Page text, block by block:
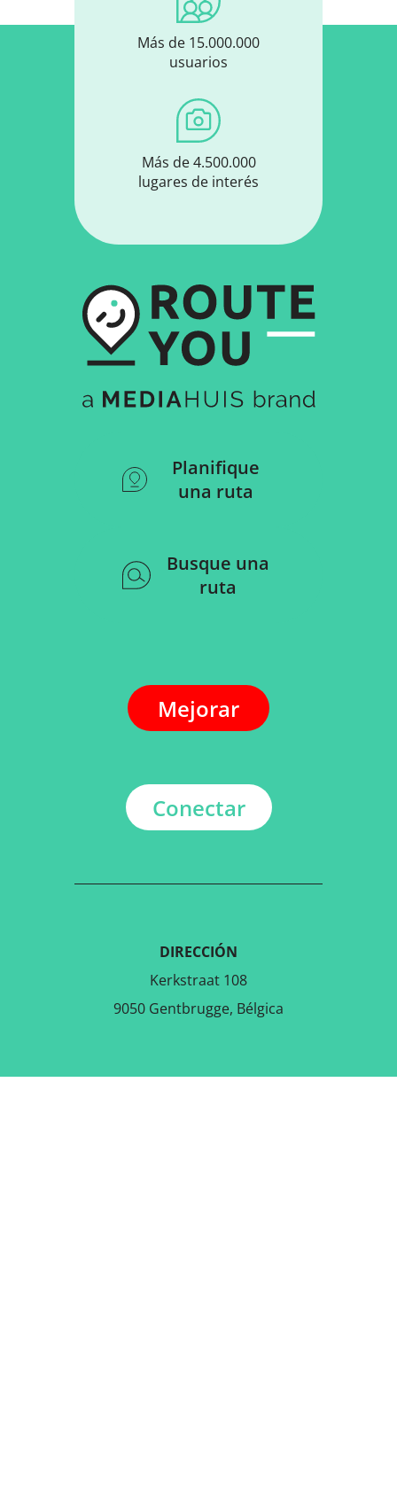
Más de 15.000.000
usuarios
Más de 4.500.000
lugares de interés
Planifique
una ruta
Busque una
ruta
Mejorar
Conectar
DIRECCIÓN
Kerkstraat 108
9050 Gentbrugge, Bélgica